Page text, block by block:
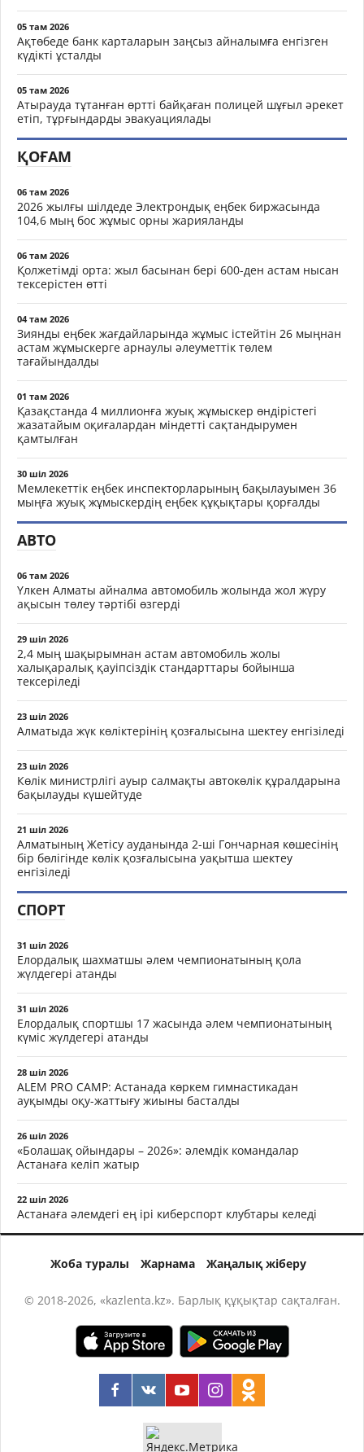
05 там 2026
Ақтөбеде банк карталарын заңсыз айналымға енгізген
күдікті ұсталды
05 там 2026
Атырауда тұтанған өртті байқаған полицей шұғыл әрекет
етіп, тұрғындарды эвакуациялады
ҚОҒАМ
06 там 2026
2026 жылғы шілдеде Электрондық еңбек биржасында
104,6 мың бос жұмыс орны жарияланды
06 там 2026
Қолжетімді орта: жыл басынан бері 600-ден астам нысан
тексерістен өтті
04 там 2026
Зиянды еңбек жағдайларында жұмыс істейтін 26 мыңнан
астам жұмыскерге арнаулы әлеуметтік төлем
тағайындалды
01 там 2026
Қазақстанда 4 миллионға жуық жұмыскер өндірістегі
жазатайым оқиғалардан міндетті сақтандырумен
қамтылған
30 шіл 2026
Мемлекеттік еңбек инспекторларының бақылауымен 36
мыңға жуық жұмыскердің еңбек құқықтары қорғалды
АВТО
06 там 2026
Үлкен Алматы айналма автомобиль жолында жол жүру
ақысын төлеу тәртібі өзгерді
29 шіл 2026
2,4 мың шақырымнан астам автомобиль жолы
халықаралық қауіпсіздік стандарттары бойынша
тексеріледі
23 шіл 2026
Алматыда жүк көліктерінің қозғалысына шектеу енгізіледі
23 шіл 2026
Көлік министрлігі ауыр салмақты автокөлік құралдарына
бақылауды күшейтуде
21 шіл 2026
Алматының Жетісу ауданында 2-ші Гончарная көшесінің
бір бөлігінде көлік қозғалысына уақытша шектеу
енгізіледі
СПОРТ
31 шіл 2026
Елордалық шахматшы әлем чемпионатының қола
жүлдегері атанды
31 шіл 2026
Елордалық спортшы 17 жасында әлем чемпионатының
күміс жүлдегері атанды
28 шіл 2026
ALEM PRO CAMP: Астанада көркем гимнастикадан
ауқымды оқу-жаттығу жиыны басталды
26 шіл 2026
«Болашақ ойындары – 2026»: әлемдік командалар
Астанаға келіп жатыр
22 шіл 2026
Астанаға әлемдегі ең ірі киберспорт клубтары келеді
Жоба туралы Жарнама Жаңалық жіберу
© 2018-2026, «kazlenta.kz». Барлық құқықтар сақталған.